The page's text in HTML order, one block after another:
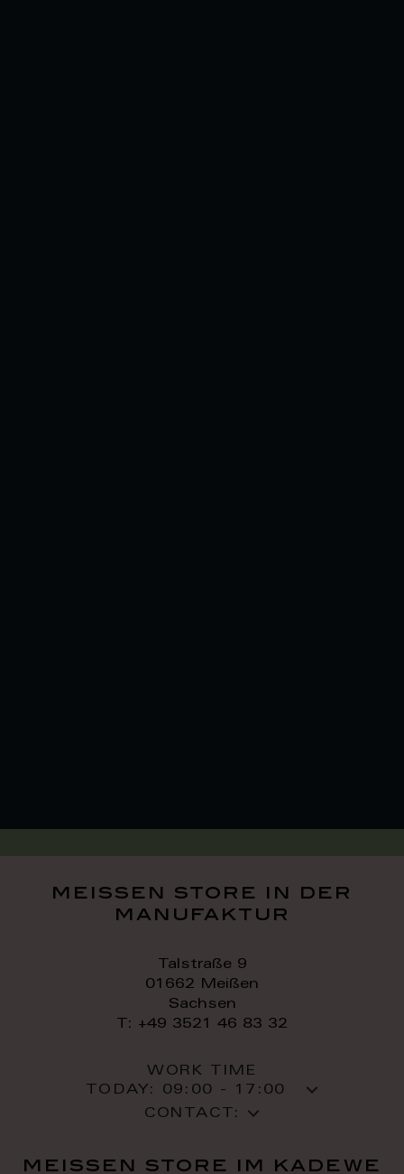
meissen store in der
manufaktur
Talstraße 9
01662 Meißen
Sachsen
T: +49 3521 46 83 32
WORK TIME
TODAY: 09:00 - 17:00
CONTACT:
meissen store im kadewe